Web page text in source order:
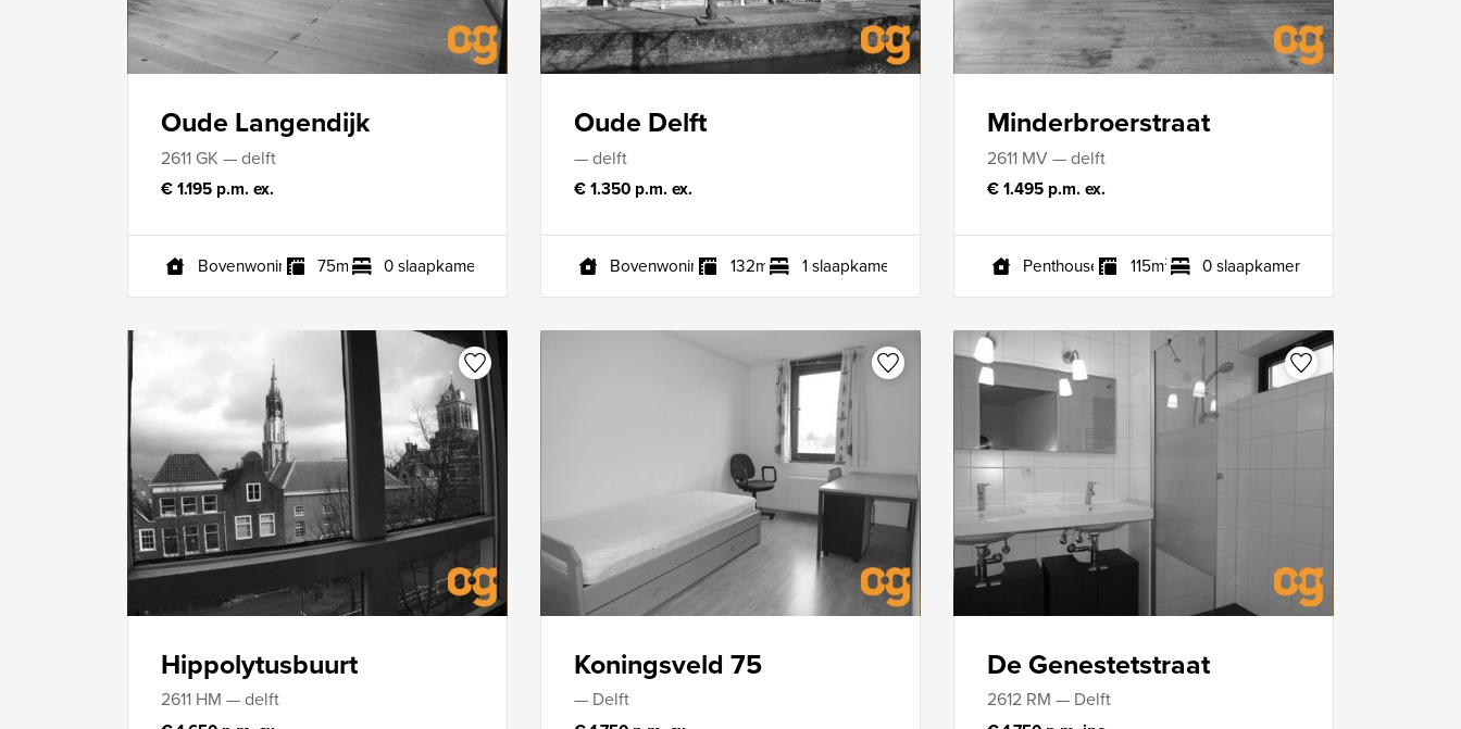
Oude Langendijk
2611 GK — delft
€ 1.195 p.m. ex.
Bovenwoning 75m² 0 slaapkamers
Oude Delft
— delft
€ 1.350 p.m. ex.
Bovenwoning 132m² 1 slaapkamers
Minderbroerstraat
2611 MV — delft
€ 1.495 p.m. ex.
Penthouse 115m² 0 slaapkamers
Hippolytusbuurt
2611 HM — delft
Koningsveld 75
— Delft
De Genestetstraat
2612 RM — Delft